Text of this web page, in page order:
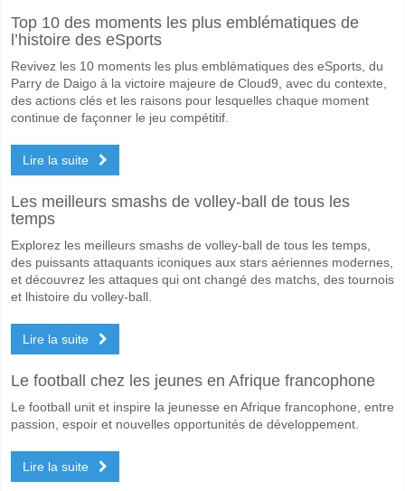
Top 10 des moments les plus emblématiques de
l’histoire des eSports
Revivez les 10 moments les plus emblématiques des eSports, du
Parry de Daigo à la victoire majeure de Cloud9, avec du contexte,
des actions clés et les raisons pour lesquelles chaque moment
continue de façonner le jeu compétitif.
Lire la suite
Les meilleurs smashs de volley-ball de tous les
temps
Explorez les meilleurs smashs de volley-ball de tous les temps,
des puissants attaquants iconiques aux stars aériennes modernes,
et découvrez les attaques qui ont changé des matchs, des tournois
et lhistoire du volley-ball.
Lire la suite
Le football chez les jeunes en Afrique francophone
Le football unit et inspire la jeunesse en Afrique francophone, entre
passion, espoir et nouvelles opportunités de développement.
Lire la suite